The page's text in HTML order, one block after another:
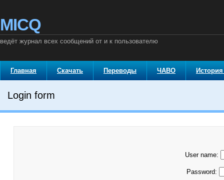
MICQ
ведёт журнал всех сообщений от и к пользователю
Главная Скачать Переводы ЧАВО
Login form
User name:
Password: